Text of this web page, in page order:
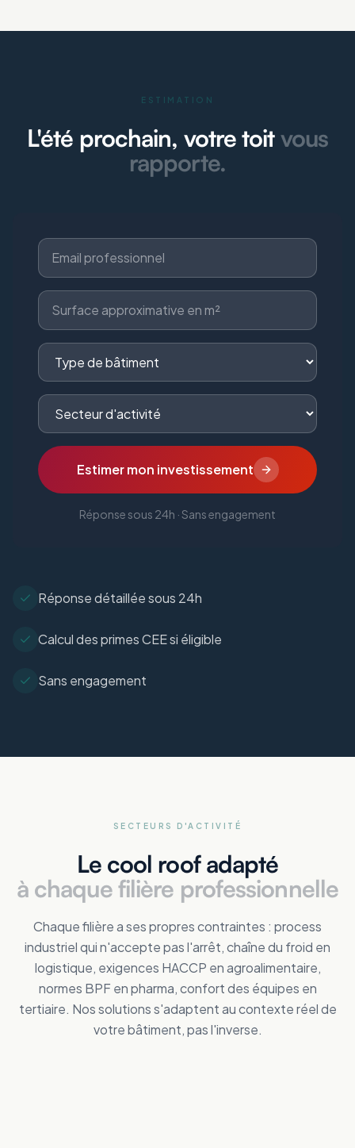
ESTIMATION
L'été prochain, votre toitvous
rapporte.
Estimer mon investissement
Réponse sous 24h · Sans engagement
Réponse détaillée sous 24h
Calcul des primes CEE si éligible
Sans engagement
SECTEURS D'ACTIVITÉ
Le cool roof adapté
à chaque filière professionnelle
Chaque filière a ses propres contraintes : process
industriel qui n'accepte pas l'arrêt, chaîne du froid en
logistique, exigences HACCP en agroalimentaire,
normes BPF en pharma, confort des équipes en
tertiaire. Nos solutions s'adaptent au contexte réel de
votre bâtiment, pas l'inverse.
Tertiaire